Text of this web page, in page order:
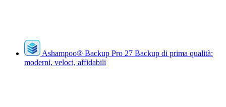
Ashampoo® Backup Pro 27 Backup di prima qualità:
moderni, veloci, affidabili